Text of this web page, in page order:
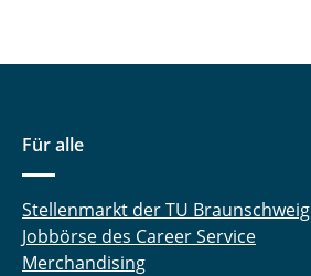
Für alle
Stellenmarkt der TU Braunschweig
Jobbörse des Career Service
Merchandising